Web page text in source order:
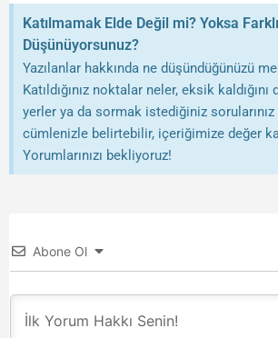
Katılmamak Elde Değil mi? Yoksa
Düşünüyorsunuz?
Yazılanlar hakkında ne düşündüğünüzü
Katıldığınız noktalar neler, eksik
yerler ya da sormak istediğiniz sorularınız
cümlenizle belirtebilir, içeriğimize değer
Yorumlarınızı bekliyoruz!
Abone Ol